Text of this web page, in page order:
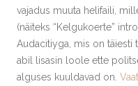
vajadus muuta helifaili,
(näiteks “Kelgukoerte”
Audacitiyga, mis on
abil lisasin loole ette
alguses kuuldavad on.